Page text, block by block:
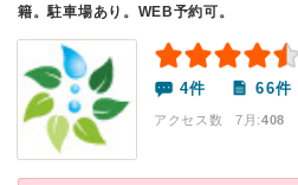
籍。駐車場あり。WEB予約可。
4件 66件
アクセス数 7月:408